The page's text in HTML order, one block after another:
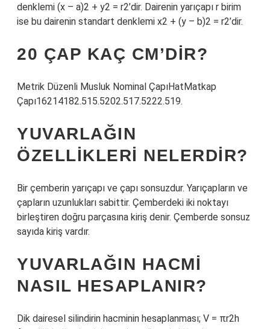
denklemi (x – a)2 + y2 = r2’dir. Dairenin yarıçapı r birim
ise bu dairenin standart denklemi x2 + (y – b)2 = r2’dir.
20 ÇAP KAÇ CM’DIR?
Metrik Düzenli Musluk Nominal ÇapıHatMatkap
Çapı16214182.515.5202.517.5222.519.
YUVARLAĞIN
ÖZELLIKLERI NELERDIR?
Bir çemberin yarıçapı ve çapı sonsuzdur. Yarıçapların ve
çapların uzunlukları sabittir. Çemberdeki iki noktayı
birleştiren doğru parçasına kiriş denir. Çemberde sonsuz
sayıda kiriş vardır.
YUVARLAĞIN HACMI
NASIL HESAPLANIR?
Dik dairesel silindirin hacminin hesaplanması; V = πr2h